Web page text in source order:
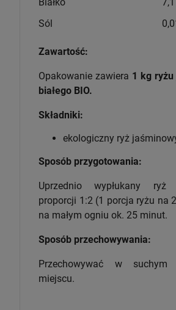
Sól
Zawartość:
Opakowanie zawiera 1 kg
białego BIO.
Składniki:
ekologiczny ryż
Sposób przygotowania:
Uprzednio wypłukany
proporcji 1:2 (1 porcja ryżu na
na małym ogniu ok. 25 minut.
Sposób przechowywania:
Przechowywać w suchym
miejscu.